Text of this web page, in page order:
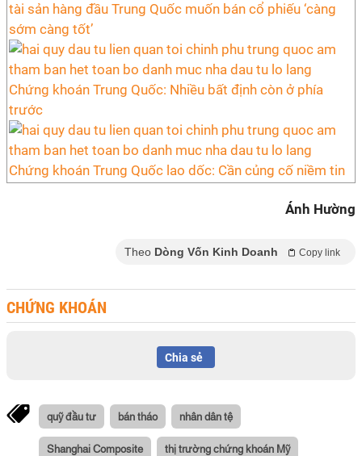
tài sản hàng đầu Trung Quốc muốn bán cổ phiếu ‘càng
sớm càng tốt’
Chứng khoán Trung Quốc: Nhiều bất định còn ở phía
trước
Chứng khoán Trung Quốc lao dốc: Cần củng cố niềm tin
Ánh Hường
Theo Dòng Vốn Kinh Doanh Copy link
CHỨNG KHOÁN
Chia sẻ
quỹ đầu tư bán tháo nhân dân tệ
Shanghai Composite thị trường chứng khoán Mỹ